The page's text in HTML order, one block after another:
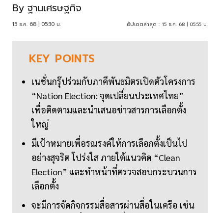
By ฐานเศรษฐกิจ
15 ธ.ค. 68 | 05:30 น. อัปเดตล่าสุด : 15 ธ.ค. 68 | 05:55 น.
KEY POINTS
เนชั่นกรุ๊ปร่วมกับภาคีพันธมิตรเปิดตัวโครงการ
“Nation Election: จุดเปลี่ยนประเทศไทย”
เพื่อติดตามและนำเสนอข่าวสารการเลือกตั้ง
ใหญ่
มีเป้าหมายเพื่อรณรงค์ให้การเลือกตั้งเป็นไป
อย่างสุจริต โปร่งใส ภายใต้แนวคิด “Clean
Election” และทำหน้าที่ตรวจสอบกระบวนการ
เลือกตั้ง
จะมีการจัดกิจกรรมสื่อสารผ่านสื่อในเครือ เช่น